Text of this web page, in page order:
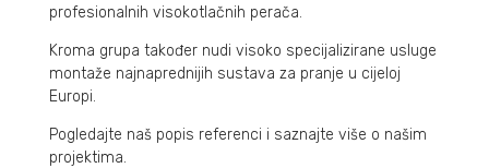
profesionalnih visokotlačnih perača.
Kroma grupa također nudi visoko specijalizirane usluge
montaže najnaprednijih sustava za pranje u cijeloj
Europi.
Pogledajte naš popis referenci i saznajte više o našim
projektima.